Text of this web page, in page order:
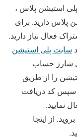
استیشن پلاس ،
پلاس دارید. برای
فعال نیاز دارید.
سایت پلی استیشن
شارژ حساب
را از طریق
سپس کد دریافت
نمایید.
روی PS4 یا PS5 خود به PlayStation Store بروید. از اینجا